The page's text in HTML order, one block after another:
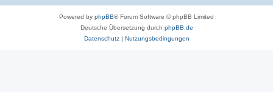
Powered by phpBB® Forum Software © phpBB Limited
Deutsche Übersetzung durch phpBB.de
Datenschutz| Nutzungsbedingungen